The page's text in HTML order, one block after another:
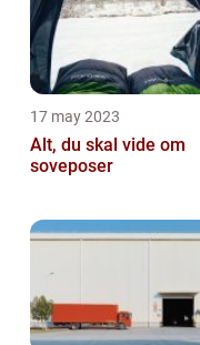
17 may 2023
Alt, du skal vide om
soveposer